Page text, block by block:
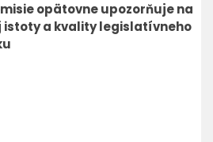
opätovne upozorňuje na
istoty a kvality legislatívneho